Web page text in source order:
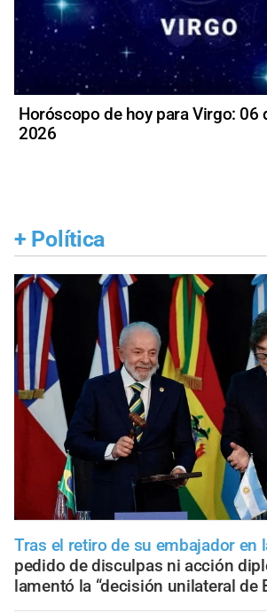
Horóscopo de hoy para Virgo: 06
2026
+ Política
Tras el retiro de su embajador en
pedido de disculpas ni acción
lamentó la “decisión unilateral de